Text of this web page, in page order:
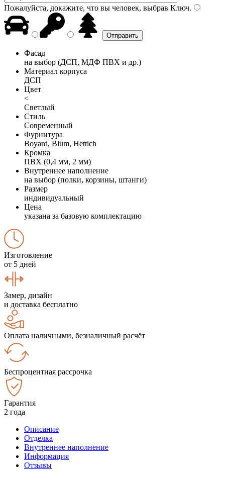
Пожалуйста, докажите, что вы человек, выбрав Ключ.
Фасад
на выбор (ДСП, МДФ ПВХ и др.)
Материал корпуса
ДСП
Цвет
<
Светлый
Стиль
Современный
Фурнитура
Boyard, Blum, Hettich
Кромка
ПВХ (0,4 мм, 2 мм)
Внутреннее наполнение
на выбор (полки, корзины, штанги)
Размер
индивидуальный
Цена
указана за базовую комплектацию
Изготовление
от 5 дней
Замер, дизайн
и доставка бесплатно
Оплата наличными, безналичный расчёт
Беспроцентная рассрочка
Гарантия
2 года
Описание
Отделка
Внутреннее наполнение
Информация
Отзывы